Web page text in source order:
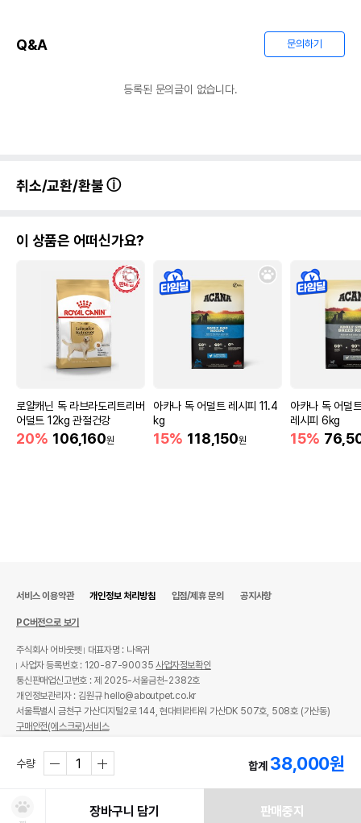
Q&A 문의하기
등록된 문의글이 없습니다.
취소/교환/환불
이 상품은 어떠신가요?
로얄캐닌 독 라브라도리트리버
어덜트 12kg 관절건강
20% 106,160원
아카나 독 어덜트 레시피 11.4
kg
15% 118,150원
아카나 독 어덜
레시피 6kg
15%
수량 합계 38,000원
장바구니 담기 판매중지
서비스 이용약관 개인정보 처리방침 입점/제휴 문의 공지사항
PC버전으로 보기
주식회사 어바웃펫
대표자명 : 나옥귀
사업자 등록번호 : 120-87-90035사업자정보확인
통신판매업신고번호 : 제 2025-서울금천-2382호
개인정보관리자 : 김원규 hello@aboutpet.co.kr
서울특별시 금천구 가산디지털2로 144, 현대테라타워 가산DK 507호, 508호 (가산동)
구매안전(에스크로)서비스